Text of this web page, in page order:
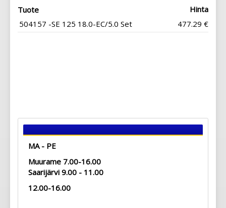
Tuote
Hinta
504157 -SE 125 18.0-EC/5.0 Set
477.29 €
MA - PE
Muurame 7.00-16.00
Saarijärvi 9.00 - 11.00
12.00-16.00